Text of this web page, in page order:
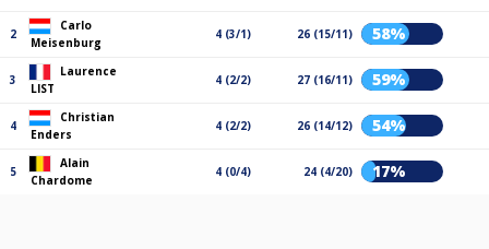
2
Carlo
Meisenburg
4 (3/1) 26 (15/11) 58%
3
Laurence
LIST
4 (2/2) 27 (16/11) 59%
4
Christian
Enders
4 (2/2) 26 (14/12) 54%
5
Alain
Chardome
4 (0/4) 24 (4/20) 17%